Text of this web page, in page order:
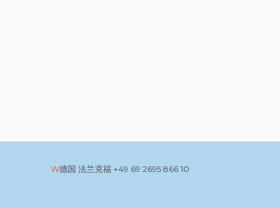
德国 法兰克福 +49 69 2695 866 10